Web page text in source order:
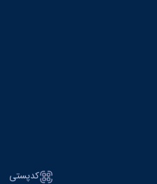
کدپستی